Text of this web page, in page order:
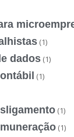
(1)
dados (1)
(1)
(1)
(1)